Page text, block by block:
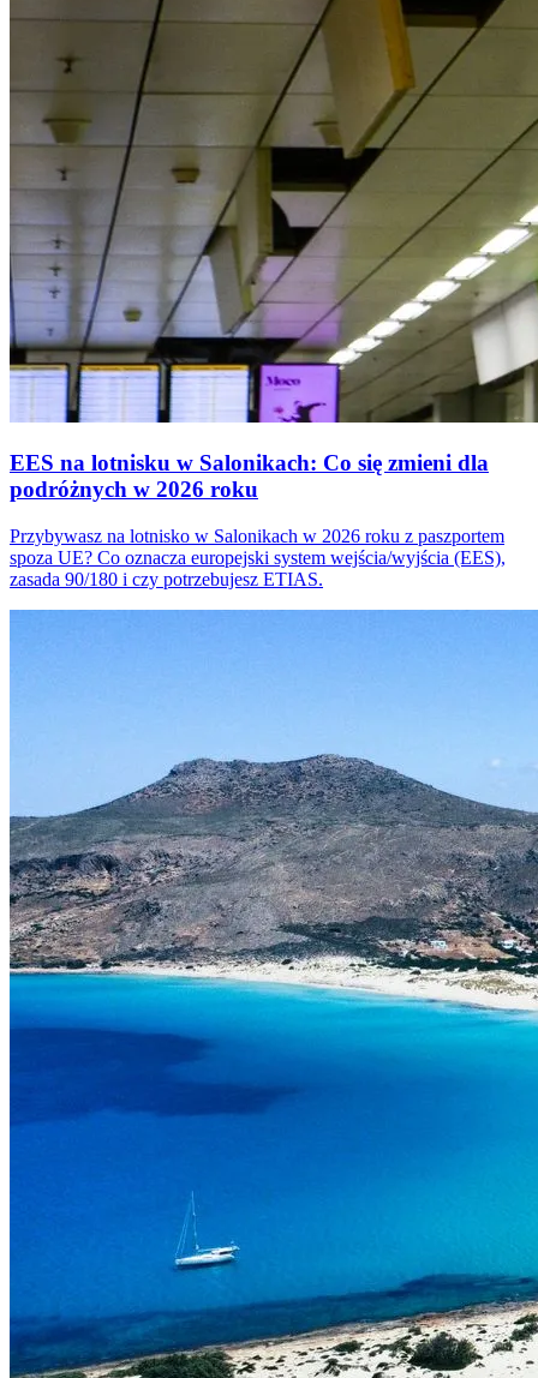
EES na lotnisku w Salonikach: Co się zmieni dla
podróżnych w 2026 roku
Przybywasz na lotnisko w Salonikach w 2026 roku z paszportem
spoza UE? Co oznacza europejski system wejścia/wyjścia (EES),
zasada 90/180 i czy potrzebujesz ETIAS.